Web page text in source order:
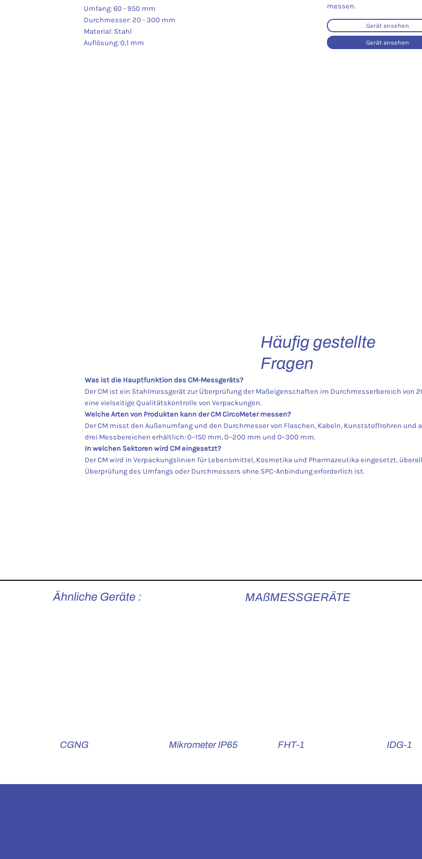
Umfang: 60 - 950 mm
Durchmesser: 20 - 300 mm
Material: Stahl
Auflösung: 0,1 mm
messen.
Gerät ansehen
Gerät ansehen
Häufig gestellte
Fragen
Was ist die Hauptfunktion des CM-Messgeräts?
Der CM ist ein Stahlmessgerät zur Überprüfung der Maßeigenschaften im Durchmesserbereich von
eine vielseitige Qualitätskontrolle von Verpackungen.
Welche Arten von Produkten kann der CM CircoMeter messen?
Der CM misst den Außenumfang und den Durchmesser von Flaschen, Kabeln, Kunststoffrohren und
drei Messbereichen erhältlich: 0–150 mm, 0–200 mm und 0–300 mm.
In welchen Sektoren wird CM eingesetzt?
Der CM wird in Verpackungslinien für Lebensmittel, Kosmetika und Pharmazeutika eingesetzt,
Überprüfung des Umfangs oder Durchmessers ohne SPC-Anbindung erforderlich ist.
Ähnliche Geräte : MAßMESSGERÄTE
CGNG Mikrometer IP65 FHT-1 IDG-1